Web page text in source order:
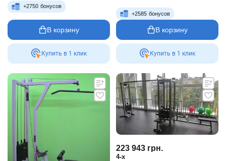
+2750 бонусов
В корзину
Купить в 1 клик
+2585 бонусов
В корзину
Купить в 1 клик
223 943 грн.
4-х